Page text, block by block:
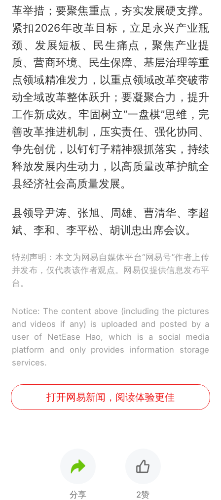
革举措；要聚焦重点，夯实发展硬支撑。
紧扣2026年改革目标，立足永兴产业瓶
颈、发展短板、民生痛点，聚焦产业提
质、营商环境、民生保障、基层治理等重
点领域精准发力，以重点领域改革突破带
动全域改革整体跃升；要凝聚合力，提升
工作新成效。牢固树立“一盘棋”思维，完
善改革推进机制，压实责任、强化协同、
争先创优，以钉钉子精神狠抓落实，持续
释放发展内生动力，以高质量改革护航全
县经济社会高质量发展。
县领导尹涛、张旭、周雄、曹清华、李超
斌、李和、李平松、胡训忠出席会议。
特别声明：本文为网易自媒体平台“网易号”作者上传
并发布，仅代表该作者观点。网易仅提供信息发布平
台。
Notice: The content above (including the pictures
and videos if any) is uploaded and posted by a
user of NetEase Hao, which is a social media
platform and only provides information storage
services.
打开网易新闻，阅读体验更佳
分享 2赞